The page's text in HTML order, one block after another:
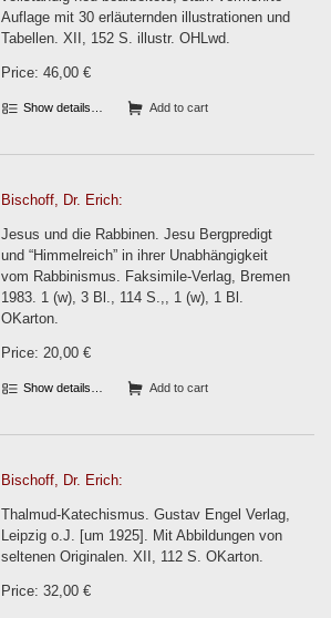
Auflage mit 30 erläuternden illustrationen und
Tabellen. XII, 152 S. illustr. OHLwd.
Price: 46,00 €
Show details… Add to cart
Bischoff, Dr. Erich:
Jesus und die Rabbinen. Jesu Bergpredigt
und “Himmelreich” in ihrer Unabhängigkeit
vom Rabbinismus. Faksimile-Verlag, Bremen
1983. 1 (w), 3 Bl., 114 S.,, 1 (w), 1 Bl.
OKarton.
Price: 20,00 €
Show details… Add to cart
Bischoff, Dr. Erich:
Thalmud-Katechismus. Gustav Engel Verlag,
Leipzig o.J. [um 1925]. Mit Abbildungen von
seltenen Originalen. XII, 112 S. OKarton.
Price: 32,00 €